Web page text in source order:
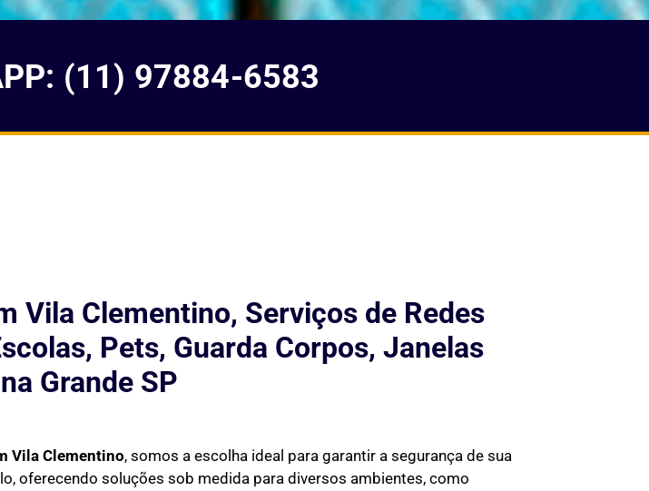
(11) 97884-6583
Vila Clementino, Serviços de Redes
Pets, Guarda Corpos, Janelas
Grande SP
Vila Clementino, somos a escolha ideal para garantir a segurança de sua
oferecendo soluções sob medida para diversos ambientes, como